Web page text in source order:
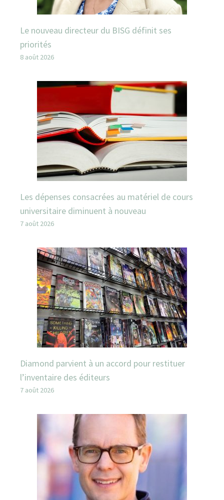
Le nouveau directeur du BISG définit ses
priorités
8 août 2026
Les dépenses consacrées au matériel de cours
universitaire diminuent à nouveau
7 août 2026
Diamond parvient à un accord pour restituer
l’inventaire des éditeurs
7 août 2026